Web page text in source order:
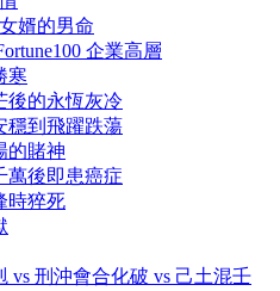
婿的男命
企業高層
寒
後的永恆灰冷
穩到飛躍跌蕩
的賭神
萬後即患癌症
時猝死
vs 刑沖會合化破 vs 己土混壬